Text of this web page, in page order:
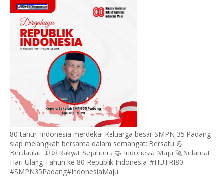
80 tahun Indonesia merdeka! Keluarga besar SMPN 35 Padang
siap melangkah bersama dalam semangat: Bersatu 💪
Berdaulat 🇮🇩 Rakyat Sejahtera 🤝 Indonesia Maju 🚀 Selamat
Hari Ulang Tahun ke-80 Republik Indonesia! #HUTRI80
#SMPN35Padang#IndonesiaMaju